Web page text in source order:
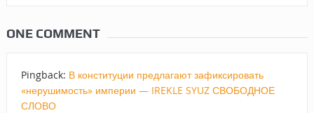
ONE COMMENT
Pingback: В конституции предлагают зафиксировать
«нерушимость» империи — IREKLE SYUZ СВОБОДНОЕ
СЛОВО